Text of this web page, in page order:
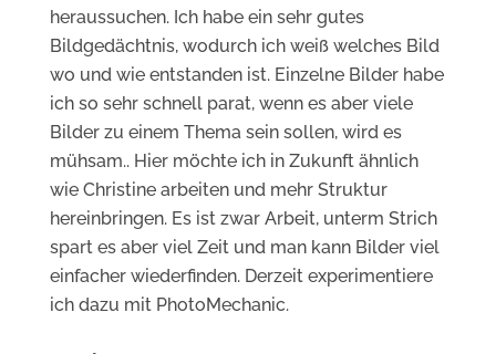
heraussuchen. Ich habe ein sehr gutes
Bildgedächtnis, wodurch ich weiß welches Bild
wo und wie entstanden ist. Einzelne Bilder habe
ich so sehr schnell parat, wenn es aber viele
Bilder zu einem Thema sein sollen, wird es
mühsam.. Hier möchte ich in Zukunft ähnlich
wie Christine arbeiten und mehr Struktur
hereinbringen. Es ist zwar Arbeit, unterm Strich
spart es aber viel Zeit und man kann Bilder viel
einfacher wiederfinden. Derzeit experimentiere
ich dazu mit PhotoMechanic.